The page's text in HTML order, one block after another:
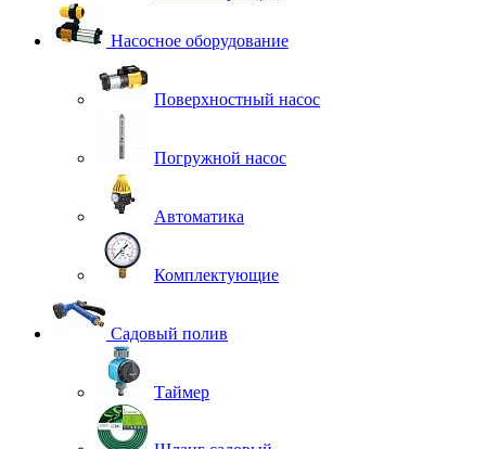
Насосное оборудование
Поверхностный насос
Погружной насос
Автоматика
Комплектующие
Садовый полив
Таймер